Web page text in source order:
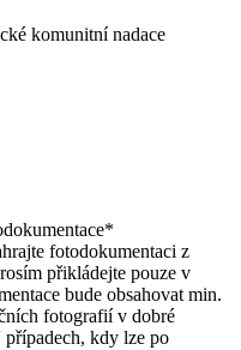
komunitní nadace
*
fotodokumentaci z
přikládejte pouze v
bude obsahovat min.
fotografií v dobré
kdy lze po